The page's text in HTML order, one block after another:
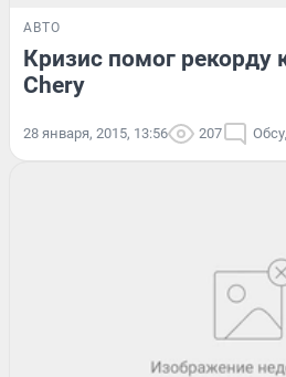
АВТО
Кризис помог рекорду
Chery
28 января, 2015, 13:56 207